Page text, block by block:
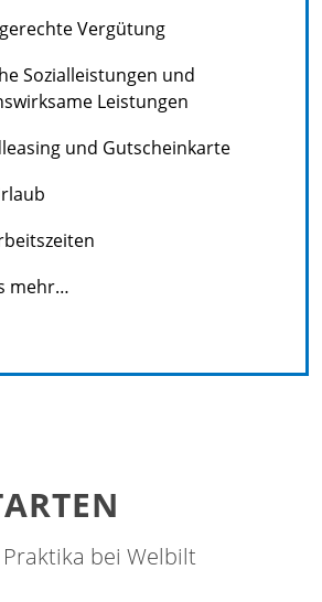
Vergütung
Sozialleistungen und
Leistungen
und Gutscheinkarte
mehr…
bei Welbilt